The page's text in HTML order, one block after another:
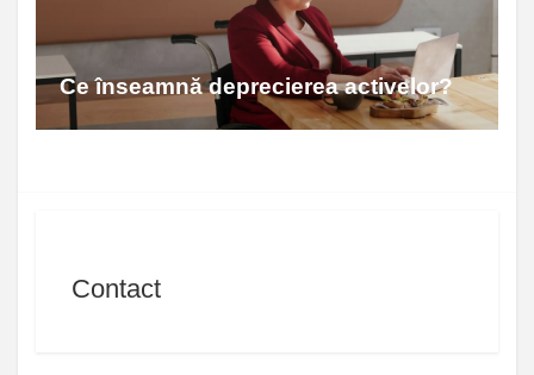
Ce înseamnă deprecierea activelor?
Contact